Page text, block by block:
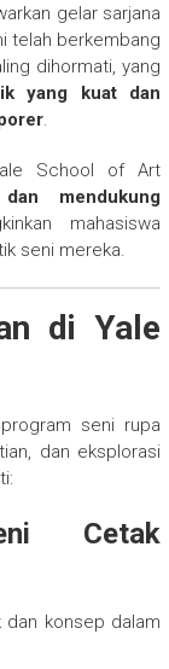
gelar sarjana
telah berkembang
dihormati, yang
yang kuat dan
.
School of Art
mendukung
mahasiswa
seni mereka.
di Yale
seni rupa
dan eksplorasi
Cetak
konsep dalam